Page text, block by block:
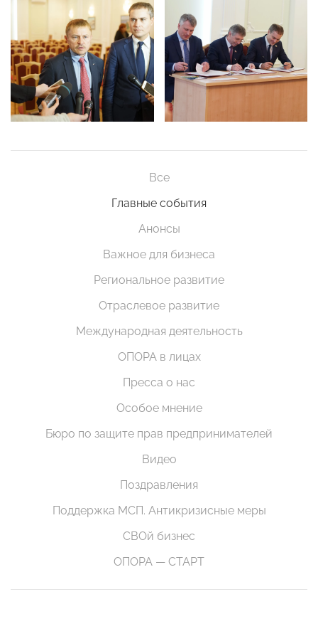
Все
Главные события
Анонсы
Важное для бизнеса
Региональное развитие
Отраслевое развитие
Международная деятельность
ОПОРА в лицах
Пресса о нас
Особое мнение
Бюро по защите прав предпринимателей
Видео
Поздравления
Поддержка МСП. Антикризисные меры
СВОй бизнес
ОПОРА — СТАРТ